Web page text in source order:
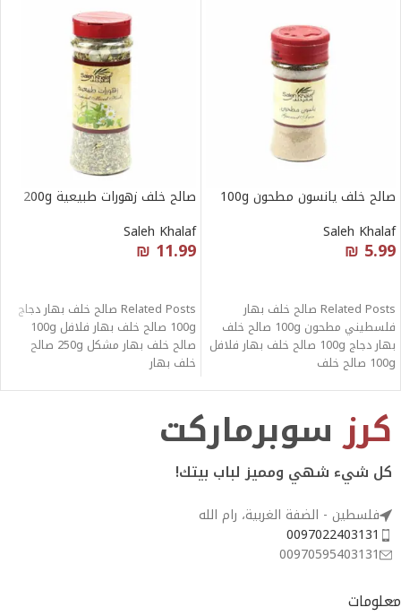
صالح خلف يانسون مطحون 100g
Saleh Khalaf
₪ 5.99
Related Posts صالح خلف بهار
فلسطيني مطحون 100g صالح خلف
بهار دجاج 100g صالح خلف بهار فلافل
100g صالح خلف
صالح خلف زهورات طبيعية 200g
Saleh Khalaf
₪ 11.99
Related Posts صالح خلف بهار دجاج
100g صالح خلف بهار فلافل 100g
صالح خلف بهار مشكل 250g صالح
خلف بهار
كرز سوبرماركت
كل شيء شهي ومميز لباب بيتك!
فلسطين - الضفة الغربية، رام الله
0097022403131
00970595403131
معلومات